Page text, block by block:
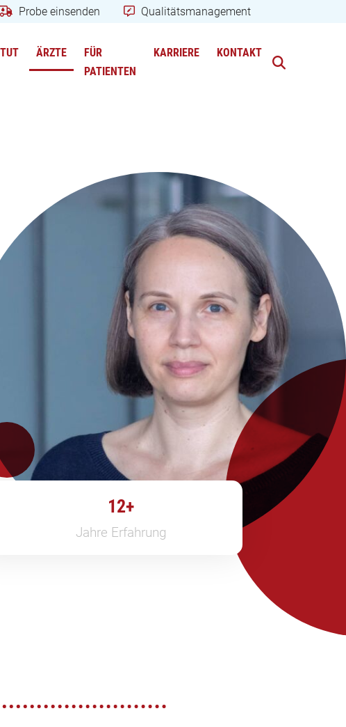
Probe einsenden Qualitätsmanagement
ÄRZTE
FÜR
PATIENTEN
KARRIERE KONTAKT
12+
Jahre Erfahrung